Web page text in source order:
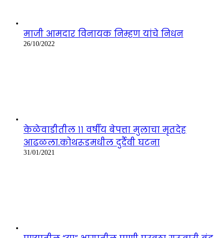
माजी आमदार विनायक निम्हण यांचे निधन
26/10/2022
केळेवाडीतील ११ वर्षीय बेपत्ता मुलाचा मृतदेह
आढळला.कोथरूडमधील दुर्दैवी घटना
31/01/2021